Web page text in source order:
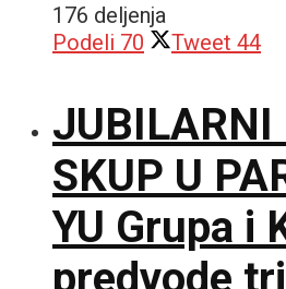
176 deljenja
Podeli 70 Tweet 44
JUBILARNI
SKUP U
YU Grupa i
predvode